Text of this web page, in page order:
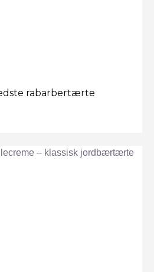
rabarbertærte